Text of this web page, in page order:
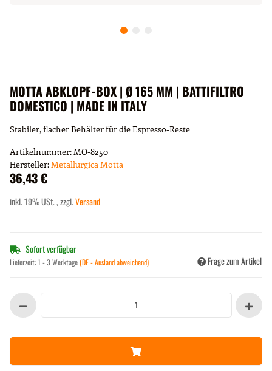
MOTTA ABKLOPF-BOX | Ø 165 MM | BATTIFILTRO
DOMESTICO | MADE IN ITALY
Stabiler, flacher Behälter für die Espresso-Reste
Artikelnummer:MO-8250
Hersteller:Metallurgica Motta
36,43 €
inkl. 19% USt. , zzgl.Versand
Sofort verfügbar
Lieferzeit:1 - 3 Werktage(DE - Ausland abweichend) Frage zum Artikel